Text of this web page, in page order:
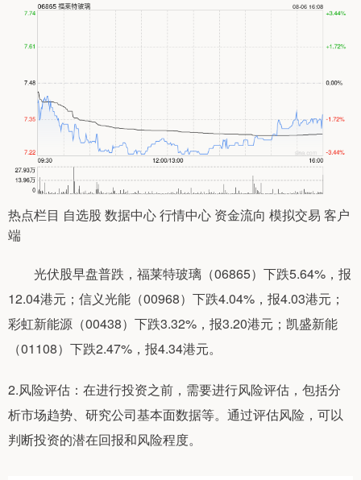
热点栏目 自选股 数据中心 行情中心 资金流向 模拟交易 客户
端
光伏股早盘普跌，福莱特玻璃（06865）下跌5.64%，报
12.04港元；信义光能（00968）下跌4.04%，报4.03港元；
彩虹新能源（00438）下跌3.32%，报3.20港元；凯盛新能
（01108）下跌2.47%，报4.34港元。
2.风险评估：在进行投资之前，需要进行风险评估，包括分
析市场趋势、研究公司基本面数据等。通过评估风险，可以
判断投资的潜在回报和风险程度。